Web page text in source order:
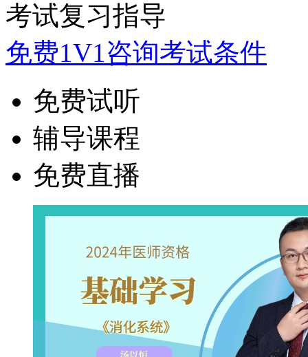
考试复习指导
免费1V1咨询考试条件
免费试听
辅导课程
免费直播